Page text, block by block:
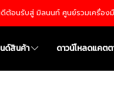
ต้อนรับสู่ มิลนนท์ ศูนย์รวมเครื่อง
ด์สินค้า ดาวน์โหลดแคต